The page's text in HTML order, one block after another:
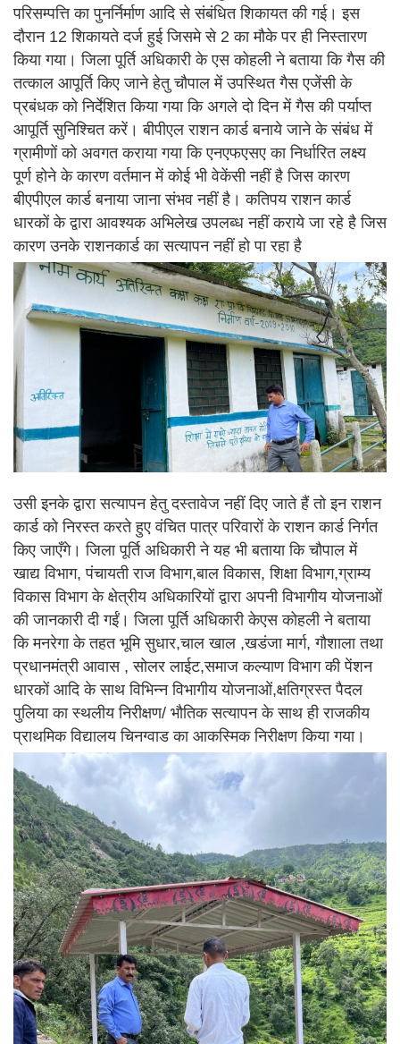
परिसम्पत्ति का पुनर्निर्माण आदि से संबंधित शिकायत की गई। इस
दौरान 12 शिकायते दर्ज हुई जिसमे से 2 का मौके पर ही निस्तारण
किया गया। जिला पूर्ति अधिकारी के एस कोहली ने बताया कि गैस की
तत्काल आपूर्ति किए जाने हेतु चौपाल में उपस्थित गैस एजेंसी के
प्रबंधक को निर्देशित किया गया कि अगले दो दिन में गैस की पर्याप्त
आपूर्ति सुनिश्चित करें। बीपीएल राशन कार्ड बनाये जाने के संबंध में
ग्रामीणों को अवगत कराया गया कि एनएफएसए का निर्धारित लक्ष्य
पूर्ण होने के कारण वर्तमान में कोई भी वेकेंसी नहीं है जिस कारण
बीएपीएल कार्ड बनाया जाना संभव नहीं है। कतिपय राशन कार्ड
धारकों के द्वारा आवश्यक अभिलेख उपलब्ध नहीं कराये जा रहे है जिस
कारण उनके राशनकार्ड का सत्यापन नहीं हो पा रहा है
उसी इनके द्वारा सत्यापन हेतु दस्तावेज नहीं दिए जाते हैं तो इन राशन
कार्ड को निरस्त करते हुए वंचित पात्र परिवारों के राशन कार्ड निर्गत
किए जाएँगे। जिला पूर्ति अधिकारी ने यह भी बताया कि चौपाल में
खाद्य विभाग, पंचायती राज विभाग,बाल विकास, शिक्षा विभाग,ग्राम्य
विकास विभाग के क्षेत्रीय अधिकारियों द्वारा अपनी विभागीय योजनाओं
की जानकारी दी गईं। जिला पूर्ति अधिकारी केएस कोहली ने बताया
कि मनरेगा के तहत भूमि सुधार,चाल खाल ,खडंजा मार्ग, गौशाला तथा
प्रधानमंत्री आवास , सोलर लाईट,समाज कल्याण विभाग की पेंशन
धारकों आदि के साथ विभिन्न विभागीय योजनाओं,क्षतिग्रस्त पैदल
पुलिया का स्थलीय निरीक्षण/ भौतिक सत्यापन के साथ ही राजकीय
प्राथमिक विद्यालय चिनग्वाड का आकस्मिक निरीक्षण किया गया।